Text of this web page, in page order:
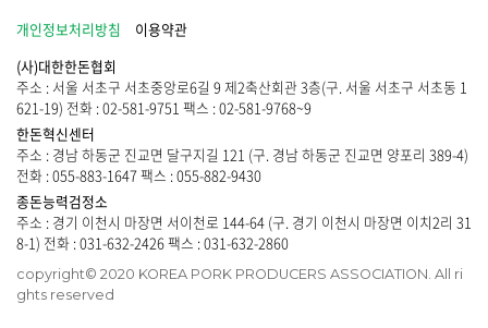
개인정보처리방침
이용약관
(사)대한한돈협회
주소 : 서울 서초구 서초중앙로6길 9 제2축산회관 3층(구. 서울 서초구 서초동 1
621-19) 전화 : 02-581-9751 팩스 : 02-581-9768~9
한돈혁신센터
주소 : 경남 하동군 진교면 달구지길 121 (구. 경남 하동군 진교면 양포리 389-4)
전화 : 055-883-1647 팩스 : 055-882-9430
종돈능력검정소
주소 : 경기 이천시 마장면 서이천로 144-64 (구. 경기 이천시 마장면 이치2리 31
8-1) 전화 : 031-632-2426 팩스 : 031-632-2860
copyright© 2020 KOREA PORK PRODUCERS ASSOCIATION. All ri
ghts reserved